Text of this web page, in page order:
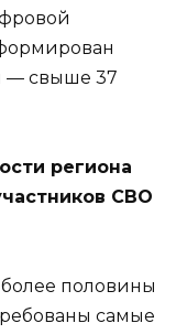
— свыше 37
региона
СВО
более половины
самые